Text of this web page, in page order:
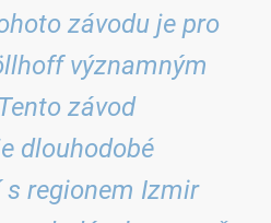
závodu je pro
významným
závod
dlouhodobé
regionem Izmir